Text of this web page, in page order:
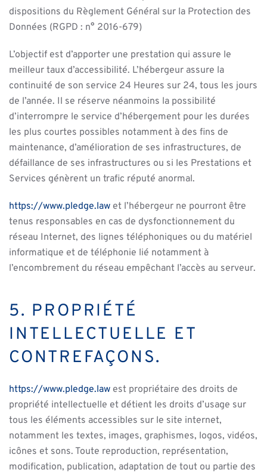
dispositions du Règlement Général sur la Protection des
Données (RGPD : n° 2016-679)
L’objectif est d’apporter une prestation qui assure le
meilleur taux d’accessibilité. L’hébergeur assure la
continuité de son service 24 Heures sur 24, tous les jours
de l’année. Il se réserve néanmoins la possibilité
d’interrompre le service d’hébergement pour les durées
les plus courtes possibles notamment à des fins de
maintenance, d’amélioration de ses infrastructures, de
défaillance de ses infrastructures ou si les Prestations et
Services génèrent un trafic réputé anormal.
https://www.pledge.law et l’hébergeur ne pourront être
tenus responsables en cas de dysfonctionnement du
réseau Internet, des lignes téléphoniques ou du matériel
informatique et de téléphonie lié notamment à
l’encombrement du réseau empêchant l’accès au serveur.
5. PROPRIÉTÉ
INTELLECTUELLE ET
CONTREFAÇONS.
https://www.pledge.law est propriétaire des droits de
propriété intellectuelle et détient les droits d’usage sur
tous les éléments accessibles sur le site internet,
notamment les textes, images, graphismes, logos, vidéos,
icônes et sons. Toute reproduction, représentation,
modification, publication, adaptation de tout ou partie des